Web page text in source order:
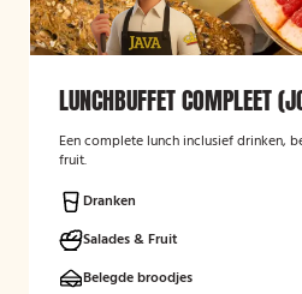
LUNCHBUFFET COMPLEET
Een complete lunch inclusief drinken,
fruit.
Dranken
Salades & Fruit
Belegde broodjes